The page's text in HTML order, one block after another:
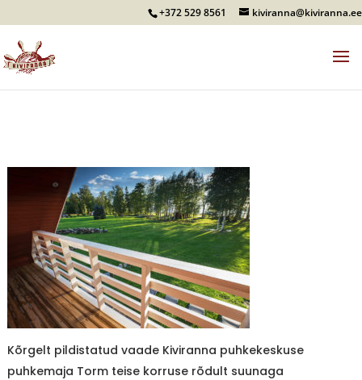
+372 529 8561 kiviranna@kiviranna.ee
Kõrgelt pildistatud vaade Kiviranna puhkekeskuse
puhkemaja Torm teise korruse rõdult suunaga